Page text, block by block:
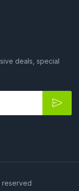
deals, special
reserved